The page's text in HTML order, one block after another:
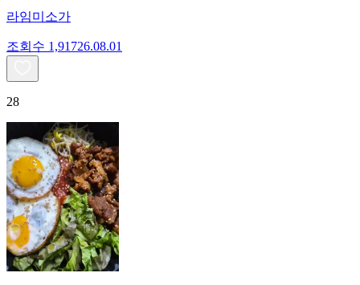
라임미소가
조회수 1,91726.08.01
28